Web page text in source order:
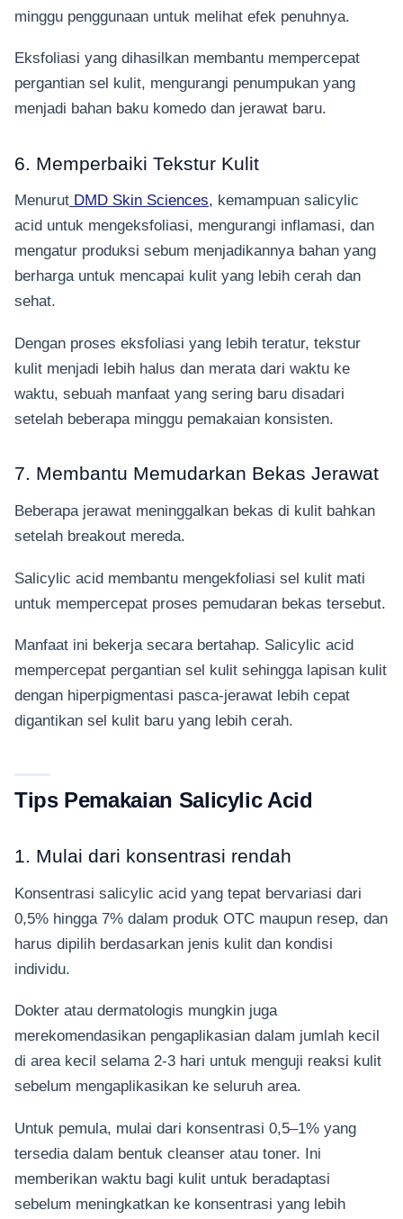
minggu penggunaan untuk melihat efek penuhnya.
Eksfoliasi yang dihasilkan membantu mempercepat
pergantian sel kulit, mengurangi penumpukan yang
menjadi bahan baku komedo dan jerawat baru.
6. Memperbaiki Tekstur Kulit
Menurut DMD Skin Sciences, kemampuan salicylic
acid untuk mengeksfoliasi, mengurangi inflamasi, dan
mengatur produksi sebum menjadikannya bahan yang
berharga untuk mencapai kulit yang lebih cerah dan
sehat.
Dengan proses eksfoliasi yang lebih teratur, tekstur
kulit menjadi lebih halus dan merata dari waktu ke
waktu, sebuah manfaat yang sering baru disadari
setelah beberapa minggu pemakaian konsisten.
7. Membantu Memudarkan Bekas Jerawat
Beberapa jerawat meninggalkan bekas di kulit bahkan
setelah breakout mereda.
Salicylic acid membantu mengekfoliasi sel kulit mati
untuk mempercepat proses pemudaran bekas tersebut.
Manfaat ini bekerja secara bertahap. Salicylic acid
mempercepat pergantian sel kulit sehingga lapisan kulit
dengan hiperpigmentasi pasca-jerawat lebih cepat
digantikan sel kulit baru yang lebih cerah.
Tips Pemakaian Salicylic Acid
1. Mulai dari konsentrasi rendah
Konsentrasi salicylic acid yang tepat bervariasi dari
0,5% hingga 7% dalam produk OTC maupun resep, dan
harus dipilih berdasarkan jenis kulit dan kondisi
individu.
Dokter atau dermatologis mungkin juga
merekomendasikan pengaplikasian dalam jumlah kecil
di area kecil selama 2-3 hari untuk menguji reaksi kulit
sebelum mengaplikasikan ke seluruh area.
Untuk pemula, mulai dari konsentrasi 0,5–1% yang
tersedia dalam bentuk cleanser atau toner. Ini
memberikan waktu bagi kulit untuk beradaptasi
sebelum meningkatkan ke konsentrasi yang lebih